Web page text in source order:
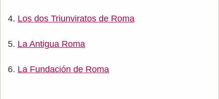
Los dos Triunviratos de Roma
La Antigua Roma
La Fundación de Roma